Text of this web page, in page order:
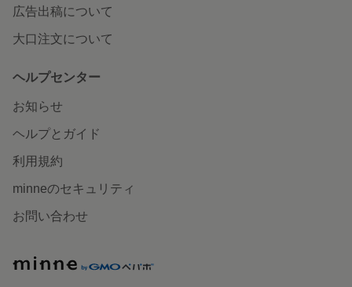
広告出稿について
大口注文について
ヘルプセンター
お知らせ
ヘルプとガイド
利用規約
minneのセキュリティ
お問い合わせ